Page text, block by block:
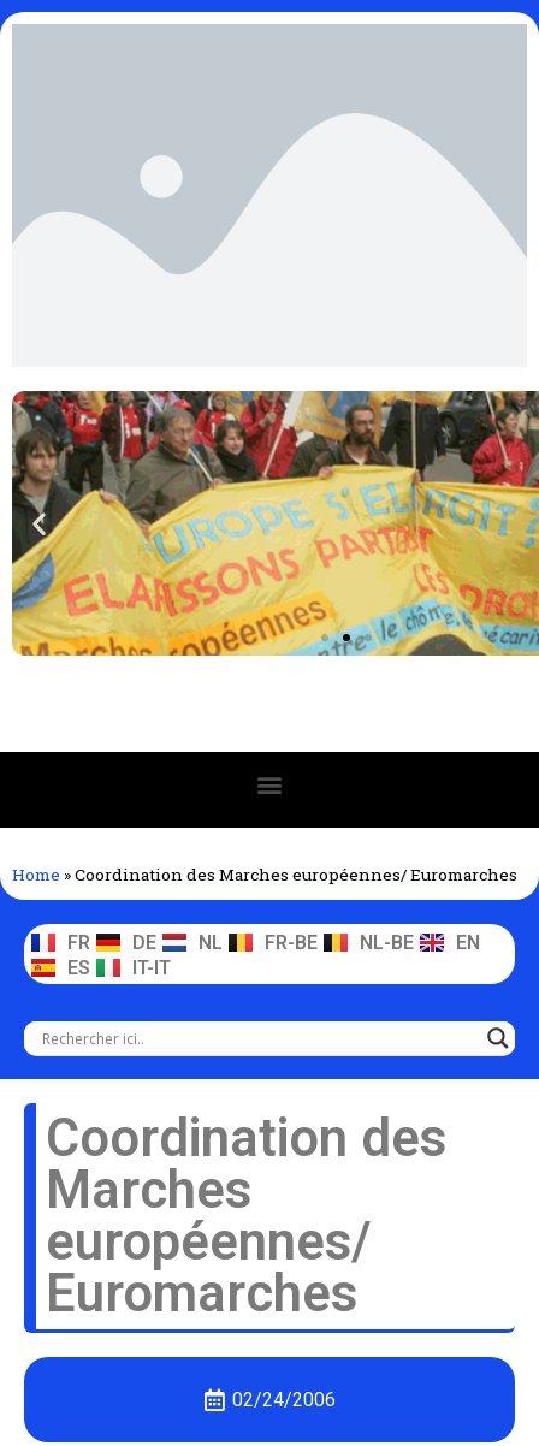
Home »Coordination des Marches européennes/ Euromarches
FR DE NL FR-BE NL-BE
EN
ES
IT-IT
Coordination des
Marches
européennes/
Euromarches
02/24/2006